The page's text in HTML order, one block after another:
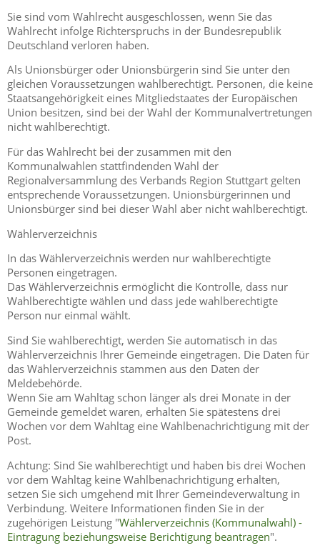
Sie sind vom Wahlrecht ausgeschlossen, wenn Sie das
Wahlrecht infolge Richterspruchs in der Bundesrepublik
Deutschland verloren haben.
Als Unionsbürger oder Unionsbürgerin sind Sie unter den
gleichen Voraussetzungen wahlberechtigt. Personen, die keine
Staatsangehörigkeit eines Mitgliedstaates der Europäischen
Union besitzen, sind bei der Wahl der Kommunalvertretungen
nicht wahlberechtigt.
Für das Wahlrecht bei der zusammen mit den
Kommunalwahlen stattfindenden Wahl der
Regionalversammlung des Verbands Region Stuttgart gelten
entsprechende Voraussetzungen. Unionsbürgerinnen und
Unionsbürger sind bei dieser Wahl aber nicht wahlberechtigt.
Wählerverzeichnis
In das Wählerverzeichnis werden nur wahlberechtigte
Personen eingetragen.
Das Wählerverzeichnis ermöglicht die Kontrolle, dass nur
Wahlberechtigte wählen und dass jede wahlberechtigte
Person nur einmal wählt.
Sind Sie wahlberechtigt, werden Sie automatisch in das
Wählerverzeichnis Ihrer Gemeinde eingetragen. Die Daten für
das Wählerverzeichnis stammen aus den Daten der
Meldebehörde.
Wenn Sie am Wahltag schon länger als drei Monate in der
Gemeinde gemeldet waren, erhalten Sie spätestens drei
Wochen vor dem Wahltag eine Wahlbenachrichtigung mit der
Post.
Achtung: Sind Sie wahlberechtigt und haben bis drei Wochen
vor dem Wahltag keine Wahlbenachrichtigung erhalten,
setzen Sie sich umgehend mit Ihrer Gemeindeverwaltung in
Verbindung. Weitere Informationen finden Sie in der
zugehörigen Leistung "Wählerverzeichnis (Kommunalwahl) -
Eintragung beziehungsweise Berichtigung beantragen".